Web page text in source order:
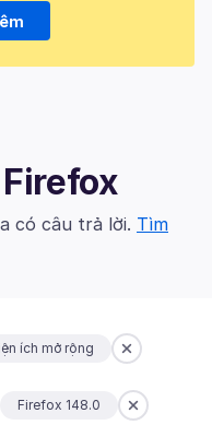
có câu trả lời. Tìm
ích mở rộng
Firefox 148.0